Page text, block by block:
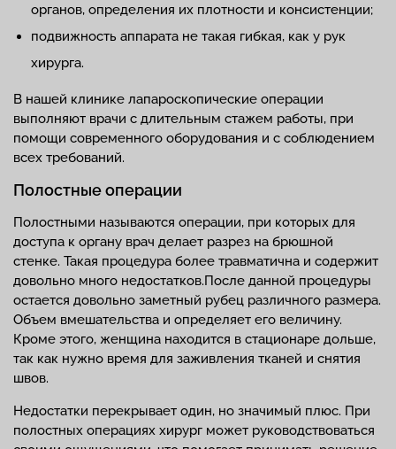
органов, определения их плотности и консистенции;
подвижность аппарата не такая гибкая, как у рук
хирурга.
В нашей клинике лапароскопические операции
выполняют врачи с длительным стажем работы, при
помощи современного оборудования и с соблюдением
всех требований.
Полостные операции
Полостными называются операции, при которых для
доступа к органу врач делает разрез на брюшной
стенке. Такая процедура более травматична и содержит
довольно много недостатков.После данной процедуры
остается довольно заметный рубец различного размера.
Объем вмешательства и определяет его величину.
Кроме этого, женщина находится в стационаре дольше,
так как нужно время для заживления тканей и снятия
швов.
Недостатки перекрывает один, но значимый плюс. При
полостных операциях хирург может руководствоваться